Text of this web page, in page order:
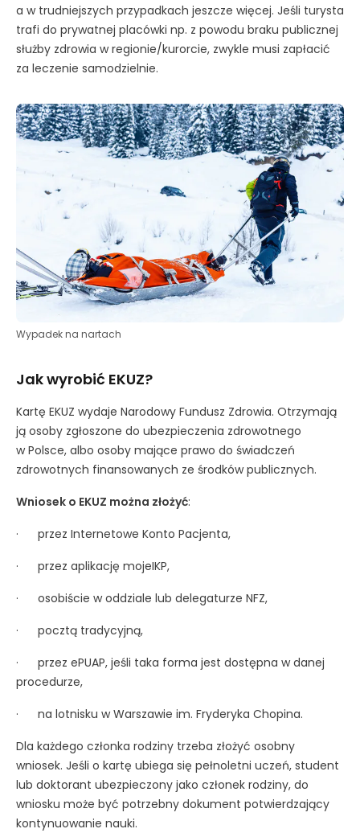
a w trudniejszych przypadkach jeszcze więcej. Jeśli turysta
trafi do prywatnej placówki np. z powodu braku publicznej
służby zdrowia w regionie/kurorcie, zwykle musi zapłacić
za leczenie samodzielnie.
Wypadek na nartach
Jak wyrobić EKUZ?
Kartę EKUZ wydaje Narodowy Fundusz Zdrowia. Otrzymają
ją osoby zgłoszone do ubezpieczenia zdrowotnego
w Polsce, albo osoby mające prawo do świadczeń
zdrowotnych finansowanych ze środków publicznych.
Wniosek o EKUZ można złożyć:
· przez Internetowe Konto Pacjenta,
· przez aplikację mojeIKP,
· osobiście w oddziale lub delegaturze NFZ,
· pocztą tradycyjną,
· przez ePUAP, jeśli taka forma jest dostępna w danej
procedurze,
· na lotnisku w Warszawie im. Fryderyka Chopina.
Dla każdego członka rodziny trzeba złożyć osobny
wniosek. Jeśli o kartę ubiega się pełnoletni uczeń, student
lub doktorant ubezpieczony jako członek rodziny, do
wniosku może być potrzebny dokument potwierdzający
kontynuowanie nauki.